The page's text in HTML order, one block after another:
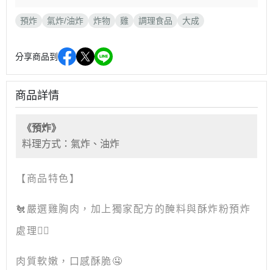
預炸 氣炸/油炸 炸物 雞 調理食品 大成
分享商品到
商品詳情
《預炸》
料理方式：氣炸、油炸
【商品特色】
🐔嚴選雞胸肉，加上獨家配方的醃料與酥炸粉預炸
處理👌🏻
肉質軟嫩，口感酥脆🤤